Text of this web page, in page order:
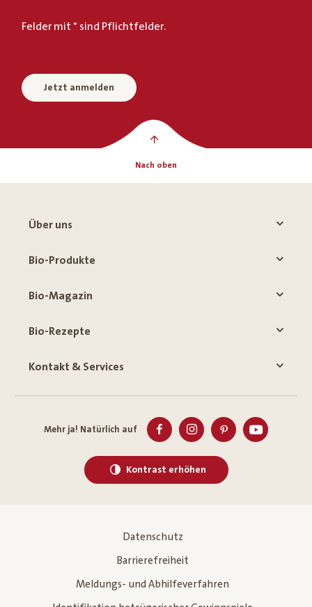
Felder mit * sind Pflichtfelder.
Jetzt anmelden
Nach oben
Über uns
Bio-Produkte
Bio-Magazin
Bio-Rezepte
Kontakt & Services
Mehr ja! Natürlich auf
Kontrast erhöhen
Datenschutz
Barrierefreiheit
Meldungs- und Abhilfeverfahren